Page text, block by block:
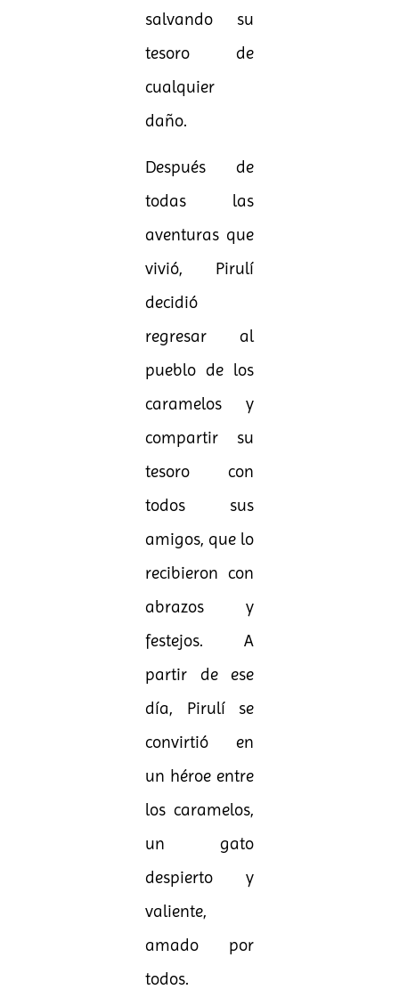
salvando su
tesoro de
cualquier
daño.
Después de
todas las
aventuras que
vivió, Pirulí
decidió
regresar al
pueblo de los
caramelos y
compartir su
tesoro con
todos sus
amigos, que lo
recibieron con
abrazos y
festejos. A
partir de ese
día, Pirulí se
convirtió en
un héroe entre
los caramelos,
un gato
despierto y
valiente,
amado por
todos.